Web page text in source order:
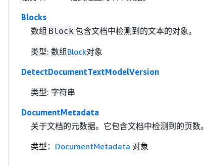
Blocks
数组 Block包含文档中检测到的文本的对象。
类型: 数组 Block对象
DetectDocumentTextModelVersion
类型: 字符串
DocumentMetadata
关于文档的元数据。它包含文档中检测到的页数。
类型： DocumentMetadata 对象